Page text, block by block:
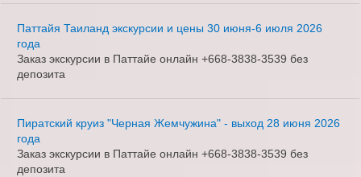
Паттайя Таиланд экскурсии и цены 30 июня-6 июля 2026
года
Заказ экскурсии в Паттайе онлайн +668-3838-3539 без
депозита
Пиратский круиз "Черная Жемчужина" - выход 28 июня 2026
года
Заказ экскурсии в Паттайе онлайн +668-3838-3539 без
депозита